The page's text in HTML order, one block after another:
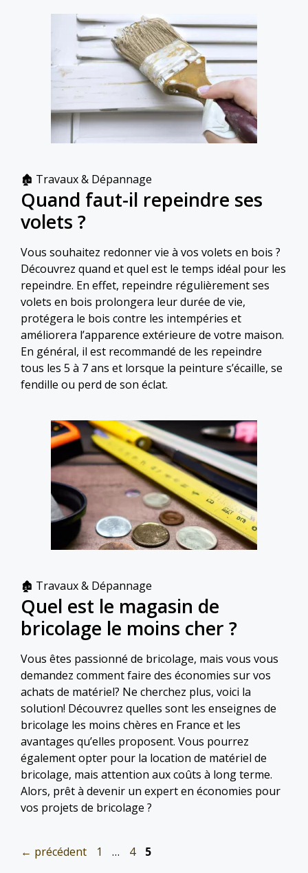
Catégories
🏚 Travaux & Dépannage
Quand faut-il repeindre ses
volets ?
Vous souhaitez redonner vie à vos volets en bois ?
Découvrez quand et quel est le temps idéal pour les
repeindre. En effet, repeindre régulièrement ses
volets en bois prolongera leur durée de vie,
protégera le bois contre les intempéries et
améliorera l’apparence extérieure de votre maison.
En général, il est recommandé de les repeindre
tous les 5 à 7 ans et lorsque la peinture s’écaille, se
fendille ou perd de son éclat.
Catégories
🏚 Travaux & Dépannage
Quel est le magasin de
bricolage le moins cher ?
Vous êtes passionné de bricolage, mais vous vous
demandez comment faire des économies sur vos
achats de matériel? Ne cherchez plus, voici la
solution! Découvrez quelles sont les enseignes de
bricolage les moins chères en France et les
avantages qu’elles proposent. Vous pourrez
également opter pour la location de matériel de
bricolage, mais attention aux coûts à long terme.
Alors, prêt à devenir un expert en économies pour
vos projets de bricolage ?
← précédent Page
1 … Page
4 Page
5